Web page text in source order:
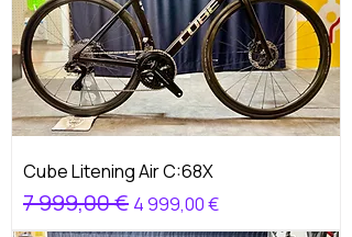
Cube Litening Air C:68X
Обычная цена
7 999,00 € Цена со скидкой
4 999,00 €